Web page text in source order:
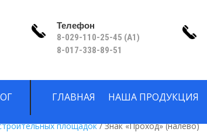
Телефон
8-029-110-25-45 (A1)
8-017-338-89-51
ГЛАВНАЯ НАША ПРОДУКЦИЯ
площадок/ Знак «Проход» (налево)